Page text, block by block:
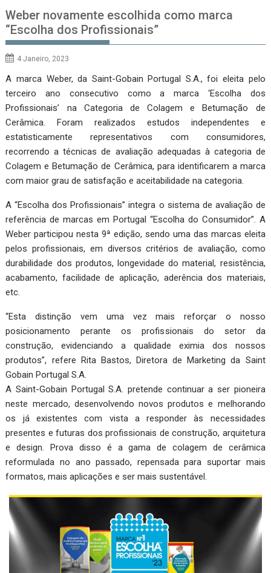
Weber novamente escolhida como marca
“Escolha dos Profissionais”
4 Janeiro, 2023
A marca Weber, da Saint-Gobain Portugal S.A., foi eleita pelo
terceiro ano consecutivo como a marca ‘Escolha dos
Profissionais’ na Categoria de Colagem e Betumação de
Cerâmica. Foram realizados estudos independentes e
estatisticamente representativos com consumidores,
recorrendo a técnicas de avaliação adequadas à categoria de
Colagem e Betumação de Cerâmica, para identificarem a marca
com maior grau de satisfação e aceitabilidade na categoria.
A “Escolha dos Profissionais” integra o sistema de avaliação de
referência de marcas em Portugal “Escolha do Consumidor”. A
Weber participou nesta 9ª edição, sendo uma das marcas eleita
pelos profissionais, em diversos critérios de avaliação, como
durabilidade dos produtos, longevidade do material, resistência,
acabamento, facilidade de aplicação, aderência dos materiais,
etc.
“Esta distinção vem uma vez mais reforçar o nosso
posicionamento perante os profissionais do setor da
construção, evidenciando a qualidade eximia dos nossos
produtos”, refere Rita Bastos, Diretora de Marketing da Saint
Gobain Portugal S.A.
A Saint-Gobain Portugal S.A. pretende continuar a ser pioneira
neste mercado, desenvolvendo novos produtos e melhorando
os já existentes com vista a responder às necessidades
presentes e futuras dos profissionais de construção, arquitetura
e design. Prova disso é a gama de colagem de cerâmica
reformulada no ano passado, repensada para suportar mais
formatos, mais aplicações e ser mais sustentável.